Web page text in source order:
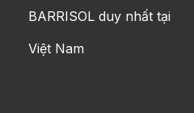
BARRISOL duy nhất tại
Việt Nam